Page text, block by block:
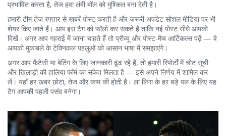
प्रभावित करता है, तेज हवा लंबी बॉल को मुश्किल बना देती है।
हमारी टीम तेज़ रफ्तार से खबरें पोस्ट करती है और जरूरी अपडेट सोशल मीडिया पर भी
शेयर किए जाते हैं। आप इस टैग को फॉलो कर सकते हैं ताकि नई पोस्ट सीधे आपको
दिखें। अगर आप गहराई में जाना चाहते हैं तो प्रीव्यू और पोस्ट-मैच आर्टिकल्स पढ़ें — वे
आपको मुकाबले के टेक्निकल पहलुओं को आसान भाषा में समझाएंगे।
अगर आप फैंटेसी या बेटिंग के लिए जानकारी ढूंढ रहे हैं, तो हमारी रिपोर्टों में चोट सूची
और खिलाड़ी की हालिया फॉर्म का संकेत मिलता है — इसे अपने निर्णय में शामिल कर
लें। यहाँ हर खबर छोटा, तेज और काम की होती है। ला लिगा के हर बड़े पल के लिए यह
टैग आपकी पहली पसंद बनेगा।